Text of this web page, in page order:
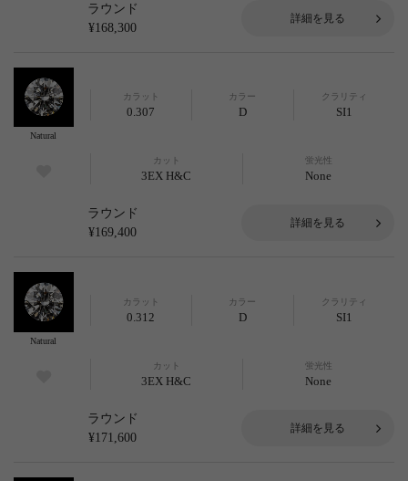
ラウンド
¥168,300
詳細を見る
Natural
カラット
0.307
カラー
D
クラリティ
SI1
カット
3EX H&C
蛍光性
None
ラウンド
¥169,400
詳細を見る
Natural
カラット
0.312
カラー
D
クラリティ
SI1
カット
3EX H&C
蛍光性
None
ラウンド
¥171,600
詳細を見る